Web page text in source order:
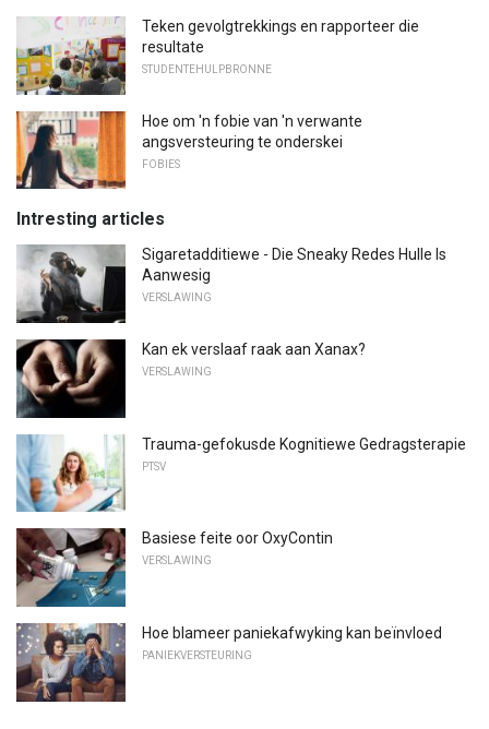
Teken gevolgtrekkings en rapporteer die
resultate
STUDENTEHULPBRONNE
Hoe om 'n fobie van 'n verwante
angsversteuring te onderskei
FOBIES
Intresting articles
Sigaretadditiewe - Die Sneaky Redes Hulle Is
Aanwesig
VERSLAWING
Kan ek verslaaf raak aan Xanax?
VERSLAWING
Trauma-gefokusde Kognitiewe Gedragsterapie
PTSV
Basiese feite oor OxyContin
VERSLAWING
Hoe blameer paniekafwyking kan beïnvloed
PANIEKVERSTEURING